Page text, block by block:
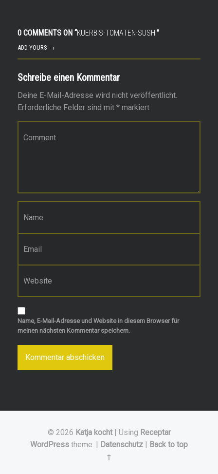
0 COMMENTS ON “KUERBIS-TOMATEN-SUSHI”
ADD YOURS →
Schreibe einen Kommentar
Deine E-Mail-Adresse wird nicht veröffentlicht.
Erforderliche Felder sind mit *markiert
Name
*
Website
Name, E-Mail-Adresse und Website in diesem Browser für
meinen nächsten Kommentar speichern.
© 2026 Katja kocht | Using Receptar
WordPress theme. | Datenschutz | Back to top
↑